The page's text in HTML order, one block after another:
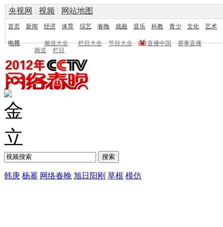
央视网 | 视频 | 网站地图
首页 新闻 经济 体育 综艺 春晚 戏曲 音乐 科教 青少 文化 艺术
电视 频道大全 栏目大全 节目大全 直播中国
赛事直播
频道
栏目
韩庚 杨幂 网络春晚 旭日阳刚 草根 模仿